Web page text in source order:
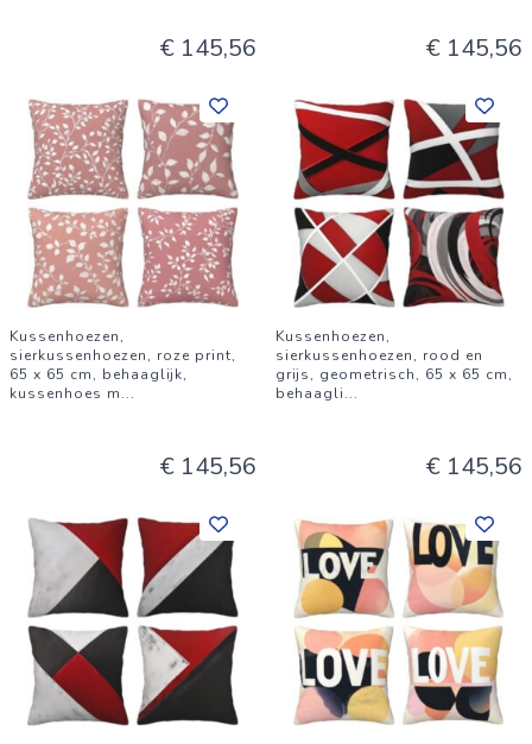
€ 145,56 € 145,56
Kussenhoezen,
sierkussenhoezen, roze print,
65 x 65 cm, behaaglijk,
kussenhoes m...
€ 145,56
Kussenhoezen,
sierkussenhoezen, rood en
grijs, geometrisch, 65 x 65 cm,
behaagli...
€ 145,56